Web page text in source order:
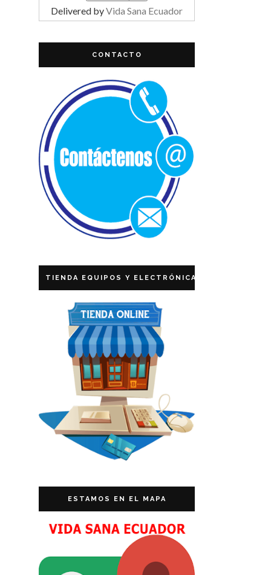
Delivered byVida Sana Ecuador
CONTACTO
TIENDA EQUIPOS Y ELECTRÓNICA
ESTAMOS EN EL MAPA